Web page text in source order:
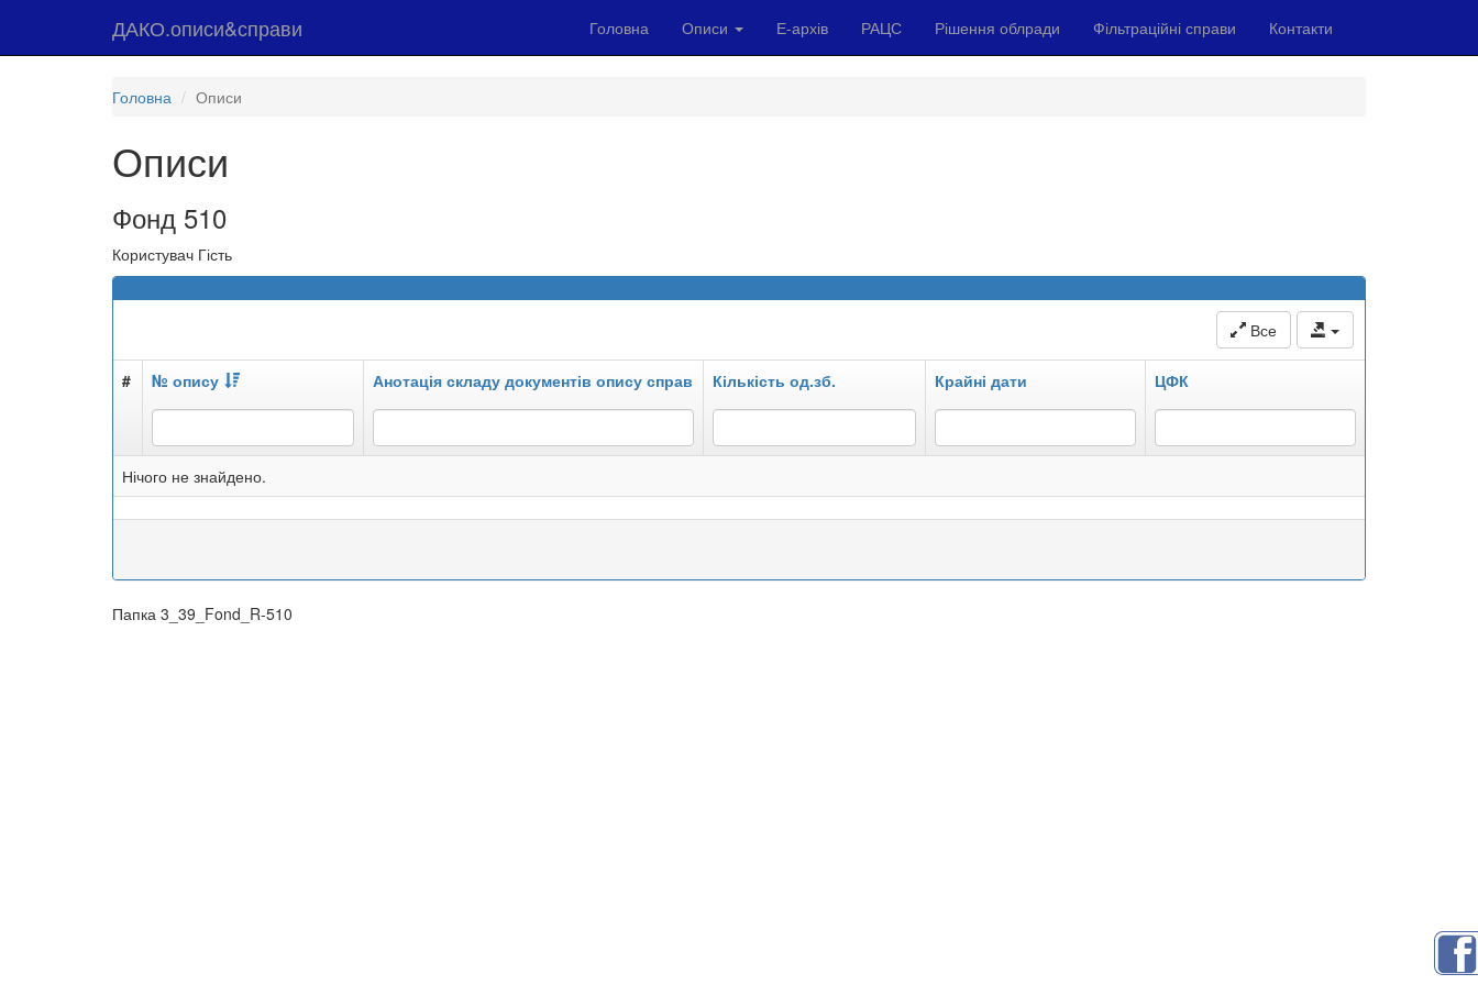
ДАКО.описи&справи Головна Описи Е-архів РАЦС Рішення облради Фільтраційні справи Контакти
Головна Описи
Описи
Фонд 510
Користувач Гість
Все
# № опису Анотація складу документів опису справ Кількість од.зб. Крайні дати ЦФК
Нічого не знайдено.
Папка 3_39_Fond_R-510